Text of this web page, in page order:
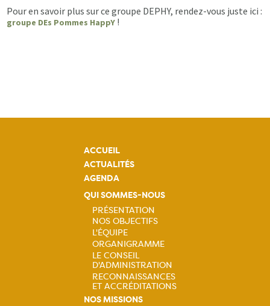
Pour en savoir plus sur ce groupe DEPHY, rendez-vous juste ici :
groupe DEs Pommes HappY !
ACCUEIL
ACTUALITÉS
AGENDA
QUI SOMMES-NOUS
Navigation
principale
PRÉSENTATION
NOS OBJECTIFS
L'ÉQUIPE
ORGANIGRAMME
LE CONSEIL
D'ADMINISTRATION
RECONNAISSANCES
ET ACCRÉDITATIONS
NOS MISSIONS